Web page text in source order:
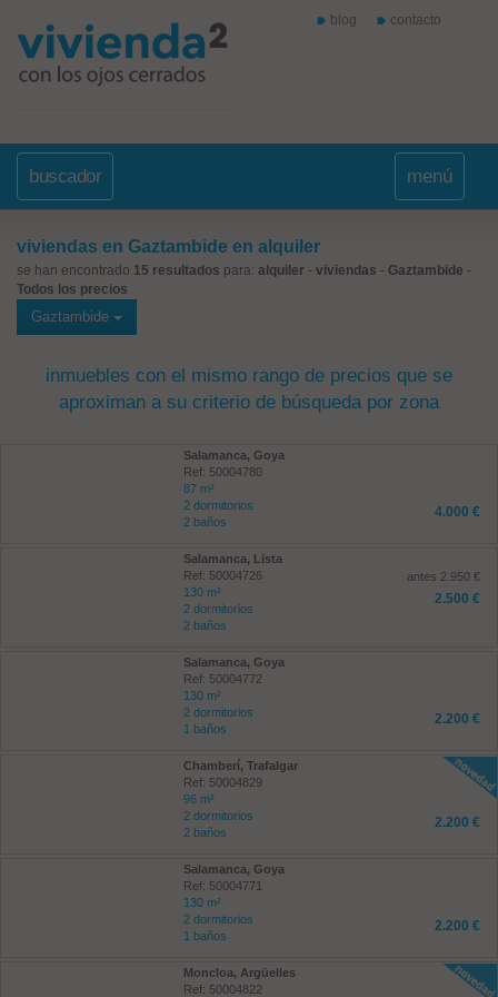
blog contacto
buscador menú
viviendas en Gaztambide en alquiler
se han encontrado 15 resultados para: alquiler - viviendas - Gaztambide -
Todos los precios
Gaztambide
inmuebles con el mismo rango de precios que se
aproximan a su criterio de búsqueda por zona
Salamanca, Goya
Ref: 50004780
87 m²
2 dormitorios
2 baños
4.000 €
Salamanca, Lista
Ref: 50004726
130 m²
2 dormitorios
2 baños
antes 2.950 €
2.500 €
Salamanca, Goya
Ref: 50004772
130 m²
2 dormitorios
1 baños
2.200 €
Chamberí, Trafalgar
Ref: 50004829
96 m²
2 dormitorios
2 baños
2.200 €
Salamanca, Goya
Ref: 50004771
130 m²
2 dormitorios
1 baños
2.200 €
Moncloa, Argüelles
Ref: 50004822